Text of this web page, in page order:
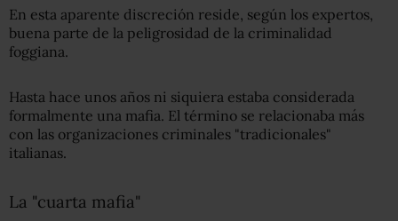
En esta aparente discreción reside, según los expertos,
buena parte de la peligrosidad de la criminalidad
foggiana.
Hasta hace unos años ni siquiera estaba considerada
formalmente una mafia. El término se relacionaba más
con las organizaciones criminales "tradicionales"
italianas.
La "cuarta mafia"